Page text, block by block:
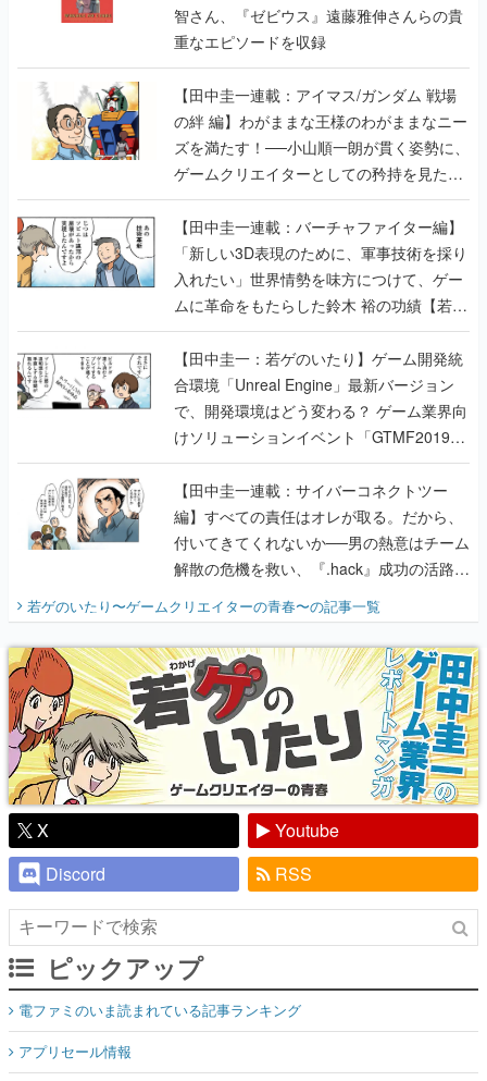
智さん、『ゼビウス』遠藤雅伸さんらの貴
重なエピソードを収録
【田中圭一連載：アイマス/ガンダム 戦場
の絆 編】わがままな王様のわがままなニー
ズを満たす！──小山順一朗が貫く姿勢に、
ゲームクリエイターとしての矜持を見た
【若ゲのいたり最終回】
【田中圭一連載：バーチャファイター編】
「新しい3D表現のために、軍事技術を採り
入れたい」世界情勢を味方につけて、ゲー
ムに革命をもたらした鈴木 裕の功績【若ゲ
のいたり】
【田中圭一：若ゲのいたり】ゲーム開発統
合環境「Unreal Engine」最新バージョン
で、開発環境はどう変わる？ ゲーム業界向
けソリューションイベント「GTMF2019」
に行って、より理解を深めよう【PR】
【田中圭一連載：サイバーコネクトツー
編】すべての責任はオレが取る。だから、
付いてきてくれないか──男の熱意はチーム
解散の危機を救い、『.hack』成功の活路を
開く。業界の快男児・松山 洋に流れる血は
『少年ジャンプ』色だった【若ゲのいた
り】
若ゲのいたり〜ゲームクリエイターの青春〜の記事一覧
X
Youtube
Discord
RSS
ピックアップ
電ファミのいま読まれている記事ランキング
アプリセール情報